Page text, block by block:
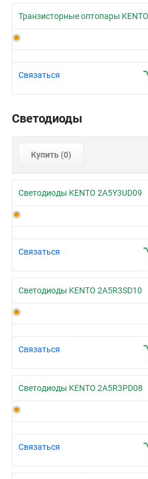
Транзисторные оптопары
Связаться
Светодиоды
Купить (0)
Светодиоды KENTO 2A5Y3UD09
Связаться
Светодиоды KENTO 2A5R3SD10
Связаться
Светодиоды KENTO 2A5R3PD08
Связаться